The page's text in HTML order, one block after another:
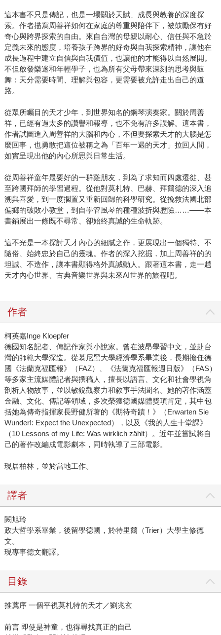
這本書不只是傳記，也是一場關於天賦、成長與教養的深度探
索。作者描寫周善祥如何在家庭的尊重與陪伴下，被鼓勵保有好
奇心與跨界探索的自由。來自台灣的母親以耐心、信任與不急於
定義未來的態度，培養孩子跨界的好奇與自我探索精神，讓他在
成長過程中建立自信與自我價值，也讓他的才能得以自然展開。
不但啟發樂迷和年輕學子，也為所有父母帶來深刻的思考與鼓
舞：天分需要時間、理解與包容，更需要被允許走出自己的道
路。
從眾所矚目的天才少年，到世界知名的鋼琴演奏家。關於周善
祥，已經有過太多的讚譽和報導，也不免有許多誤解。這本書，
作者試圖進入周善祥的大腦和內心，不但要探索天才的大腦是怎
麼回事，也勇敢把這位被稱之為「百年一遇的天才」拉回人間，
如實呈現出他的內心所思與日常生活。
從周善祥童年最要好的一群雞朋友，到為了求知而四處遷徙、甚
至跨國拜師的學習過程。從他對莫札特、巴赫、拜爾德的深入追
溯與喜愛，到一度擱置又重新回歸的科學研究。從挽救法國北部
偏鄉的破敗小教堂，到自學管風琴的種種波折與歷險……——本
書鋪展出一條既不尋常、卻始終真誠的生命軌跡。
這不光是一本探討天才內心的細膩之作，更展現出一個獨特、不
隨俗、始終忠於自己的靈魂。作者的深入挖掘，加上周善祥的的
坦誠、不造作，讓本書顯得格外真誠動人。跟著這本書，走一趟
天才內心世界、古典音樂世界與未來AI世界的旅程吧。
作者
柯英嘉Inge Kloepfer
德國知名記者、傳記作家與小說家。曾在波昂學習中文，並赴台
灣的師範大學深造。從慕尼黑大學經濟學系畢業後，長期擔任德
國《法蘭克福匯報》（FAZ）、《法蘭克福匯報週日版》（FAS）
等多家主流媒體記者與撰稿人，擅長以語言、文化和社會學視角
剖析人物故事，並以敏銳觀察力和敘事手法聞名。她的著作涵蓋
金融、文化、傳記等領域，多次榮獲德國媒體獎項肯定，其中包
括她為傳奇指揮家長野健所著的《期待奇蹟！》（Erwarten Sie
Wunder!: Expect the Unexpected），以及《我的人生十堂課》
（10 Lessons of my Life: Was wirklich zählt）。近年並嘗試將自
己的著作改編成電影劇本，同時執導了三部電影。
現居柏林，並於當地工作。
譯者
闕旭玲
政大哲學系畢業，後留學德國，於特里爾（Trier）大學主修德
文。
現專事德文翻譯。
目錄
推薦序 一個平視莫札特的天才／劉兆玄
前言 即使是神童，也得尋找真正的自己